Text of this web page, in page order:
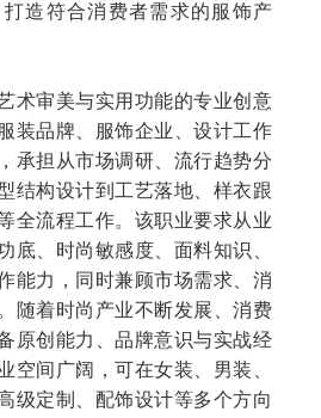
造符合消费者需求的服饰产
术审美与实用功能的专业创意
装品牌、服饰企业、设计工作
承担从市场调研、流行趋势分
结构设计到工艺落地、样衣跟
全流程工作。该职业要求从业
底、时尚敏感度、面料知识、
能力，同时兼顾市场需求、消
随着时尚产业不断发展、消费
原创能力、品牌意识与实战经
空间广阔，可在女装、男装、
级定制、配饰设计等多个方向